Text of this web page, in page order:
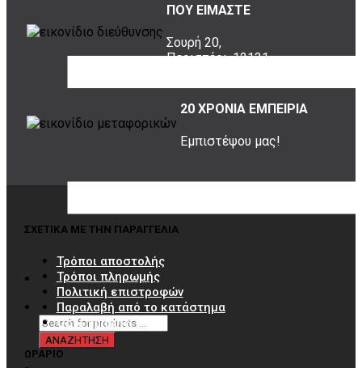
ΠΟΥ ΕΙΜΑΣΤΕ
Σουρή 20,
Περιστέρι, 12131
20 ΧΡΟΝΙΑ ΕΜΠΕΙΡΙΑ
Εμπιστέψου μας!
ΣΧΕΤΙΚΑ ΜΕ ΤΗΝ ΠΑΡΑΓΓΕΛΙΑ
Τρόποι αποστολής
Τρόποι πληρωμής
Πολιτική επιστροφών
Παραλαβή από το κατάστημα
Όροι χρήσης
ΩΡΑΡΙΟ